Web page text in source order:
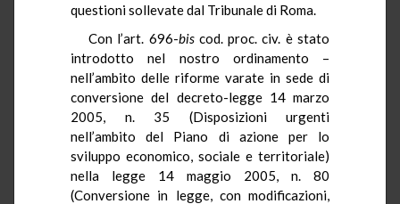
questioni sollevate dal Tribunale di Roma.
Con l’art. 696-biscod. proc. civ. è stato
introdotto nel nostro ordinamento –
nell’ambito delle riforme varate in sede di
conversione del decreto-legge 14 marzo
2005, n. 35 (Disposizioni urgenti
nell’ambito del Piano di azione per lo
sviluppo economico, sociale e territoriale)
nella legge 14 maggio 2005, n. 80
(Conversione in legge, con modificazioni,